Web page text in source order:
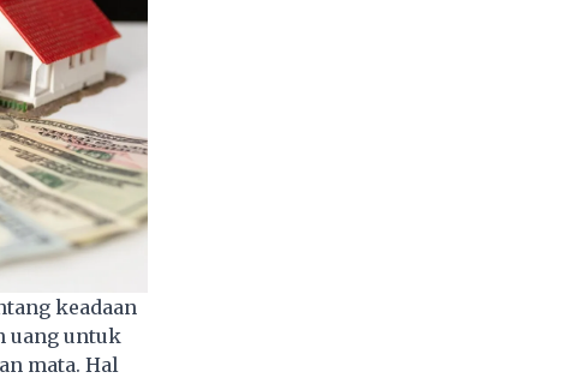
keadaan
uang untuk
mata. Hal